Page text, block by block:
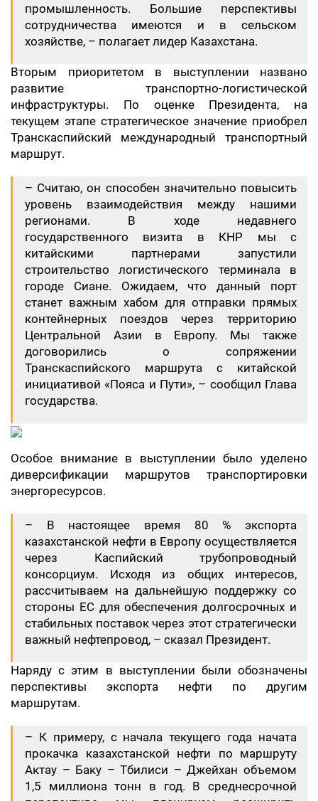
промышленность. Большие перспективы
сотрудничества имеются и в сельском
хозяйстве, – полагает лидер Казахстана.
Вторым приоритетом в выступлении названо
развитие транспортно-логистической
инфраструктуры. По оценке Президента, на
текущем этапе стратегическое значение приобрел
Транскаспийский международный транспортный
маршрут.
– Считаю, он способен значительно повысить
уровень взаимодействия между нашими
регионами. В ходе недавнего
государственного визита в КНР мы с
китайскими партнерами запустили
строительство логистического терминала в
городе Сиане. Ожидаем, что данный порт
станет важным хабом для отправки прямых
контейнерных поездов через территорию
Центральной Азии в Европу. Мы также
договорились о сопряжении
Транскаспийского маршрута с китайской
инициативой «Пояса и Пути», – сообщил Глава
государства.
Особое внимание в выступлении было уделено
диверсификации маршрутов транспортировки
энергоресурсов.
– В настоящее время 80 % экспорта
казахстанской нефти в Европу осуществляется
через Каспийский трубопроводный
консорциум. Исходя из общих интересов,
рассчитываем на дальнейшую поддержку со
стороны ЕС для обеспечения долгосрочных и
стабильных поставок через этот стратегически
важный нефтепровод, – сказал Президент.
Наряду с этим в выступлении были обозначены
перспективы экспорта нефти по другим
маршрутам.
– К примеру, с начала текущего года начата
прокачка казахстанской нефти по маршруту
Актау – Баку – Тбилиси – Джейхан объемом
1,5 миллиона тонн в год. В среднесрочной